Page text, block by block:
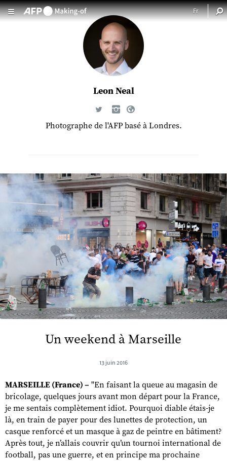
Leon Neal
Photographe de l'AFP basé à Londres.
Un weekend à Marseille
13 juin 2016
MARSEILLE (France) – "En faisant la queue au magasin de
bricolage, quelques jours avant mon départ pour la France,
je me sentais complètement idiot. Pourquoi diable étais-je
là, en train de payer pour des lunettes de protection, un
casque renforcé et un masque à gaz de peintre en bâtiment?
Après tout, je n’allais couvrir qu’un tournoi international de
football, pas une guerre, et en principe ma prochaine